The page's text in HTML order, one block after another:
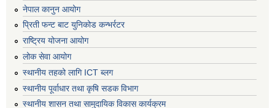
नेपाल कानुन आयोग
प्रिती फन्ट बाट युनिकोड कन्भर्रटर
राष्ट्रिय योजना आयोग
लोक सेवा आयोग
स्थानीय तहको लागि ICT ब्लग
स्थानीय पूर्वाधार तथा कृषि सडक विभाग
स्थानीय शासन तथा सामुदायिक विकास कार्यक्रम